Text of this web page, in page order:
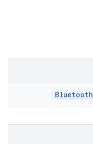
Bluetooth